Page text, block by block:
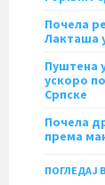
Почела
Лакташа
Пуштена
ускоро
Српске
Почела
према
ПОГЛЕДАЈ